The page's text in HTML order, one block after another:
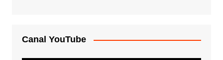
Canal YouTube